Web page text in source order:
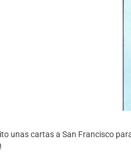
unas cartas a San Francisco